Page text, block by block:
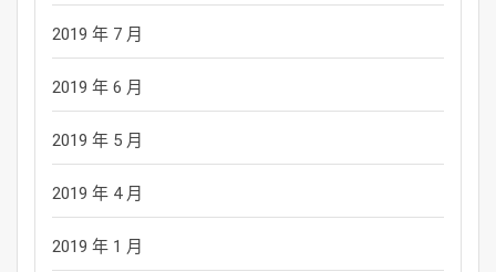
2019 年 7 月
2019 年 6 月
2019 年 5 月
2019 年 4 月
2019 年 1 月